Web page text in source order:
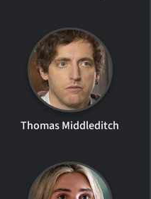
Thomas Middleditch